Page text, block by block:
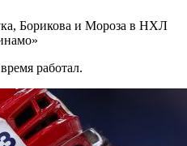
Борикова и Мороза в НХЛ
работал.